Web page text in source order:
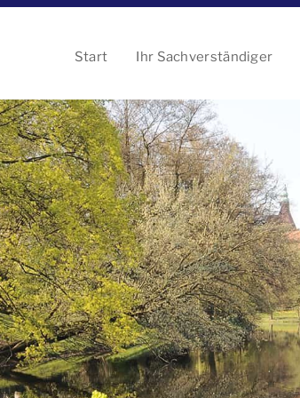
Start Ihr Sachverständiger